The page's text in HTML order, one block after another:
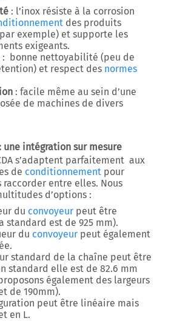
: l’inox résiste à la corrosion
des produits
exemple) et supporte les
exigeants.
: bonne nettoyabilité (peu de
et respect des normes
: facile même au sein d’une
de machines de divers
une intégration sur mesure
s’adaptent parfaitement aux
de conditionnement pour
entre elles. Nous
d’options :
du convoyeur peut être
standard est de 925 mm).
du convoyeur peut également
standard de la chaîne peut être
standard elle est de 82.6 mm
également des largeurs
de 190mm).
peut être linéaire mais
en L.